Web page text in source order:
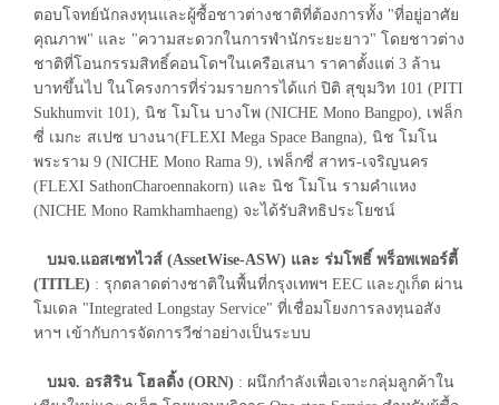
ตอบโจทย์นักลงทุนและผู้ซื้อชาวต่างชาติที่ต้องการทั้ง "ที่อยู่อาศัย
คุณภาพ" และ "ความสะดวกในการพำนักระยะยาว" โดยชาวต่าง
ชาติที่โอนกรรมสิทธิ์คอนโดฯในเครือเสนา ราคาตั้งแต่ 3 ล้าน
บาทขึ้นไป ในโครงการที่ร่วมรายการได้แก่ ปิติ สุขุมวิท 101 (PITI
Sukhumvit 101), นิช โมโน บางโพ (NICHE Mono Bangpo), เฟล็ก
ซี่ เมกะ สเปซ บางนา(FLEXI Mega Space Bangna), นิช โมโน
พระราม 9 (NICHE Mono Rama 9), เฟล็กซี่ สาทร-เจริญนคร
(FLEXI SathonCharoennakorn) และ นิช โมโน รามคำแหง
(NICHE Mono Ramkhamhaeng) จะได้รับสิทธิประโยชน์
บมจ.แอสเซทไวส์ (AssetWise-ASW) และ ร่มโพธิ์ พร็อพเพอร์ตี้
(TITLE) : รุกตลาดต่างชาติในพื้นที่กรุงเทพฯ EEC และภูเก็ต ผ่าน
โมเดล "Integrated Longstay Service" ที่เชื่อมโยงการลงทุนอสัง
หาฯ เข้ากับการจัดการวีซ่าอย่างเป็นระบบ
บมจ. อรสิริน โฮลดิ้ง (ORN) : ผนึกกำลังเพื่อเจาะกลุ่มลูกค้าใน